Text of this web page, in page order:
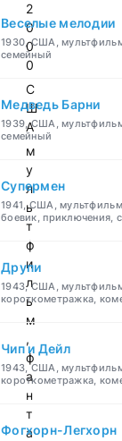
2
0
0
0
С
Ш
А
м
у
л
ь
т
ф
и
л
ь
м
,
ф
а
н
т
а
Веселые мелодии
1930, США,
семейный
Медведь Барни
1939, США,
семейный
Супермен
1941, США,
боевик, приключения,
Друпи
1943, США,
короткометражка,
Чип и Дейл
1943, США,
короткометражка,
детский
Фогхорн-Легхорн